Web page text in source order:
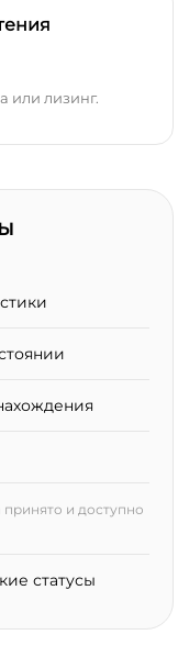
или лизинг.
принято и доступно
статусы